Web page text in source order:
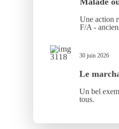
Une action
F/A -
30 juin 2026
Le
Un bel
tous.